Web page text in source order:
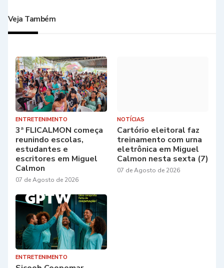
Veja Também
ENTRETENIMENTO
3ª FLICALMON começa
reunindo escolas,
estudantes e
escritores em Miguel
Calmon
07 de Agosto de 2026
NOTÍCIAS
Cartório eleitoral faz
treinamento com urna
eletrônica em Miguel
Calmon nesta sexta (7)
07 de Agosto de 2026
ENTRETENIMENTO